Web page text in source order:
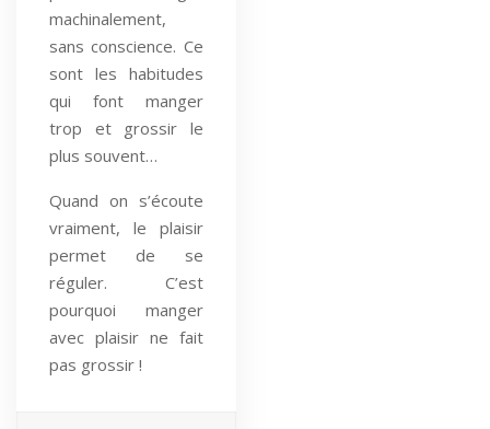
machinalement,
sans conscience. Ce
sont les habitudes
qui font manger
trop et grossir le
plus souvent…
Quand on s’écoute
vraiment, le plaisir
permet de se
réguler. C’est
pourquoi manger
avec plaisir ne fait
pas grossir !